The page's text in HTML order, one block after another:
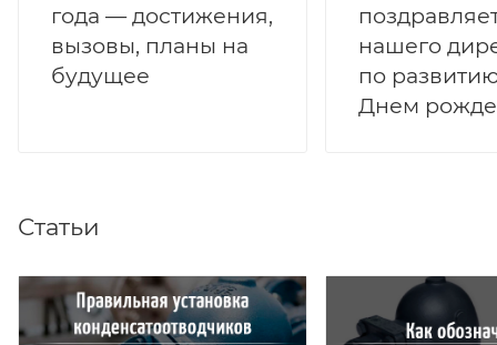
года — достижения,
вызовы, планы на
будущее
нашего
по
Днем
Статьи